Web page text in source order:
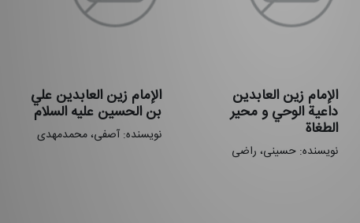
الإمام زین العابدین
داعیة الوحي و محیر
الطغاة
نویسنده: حسینی، راضی
الإمام زین العابدین علي
بن الحسین علیه السلام
نویسنده: آصفی، محمدمهدی